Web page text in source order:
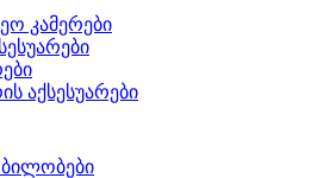
კამერები
აქსესუარები